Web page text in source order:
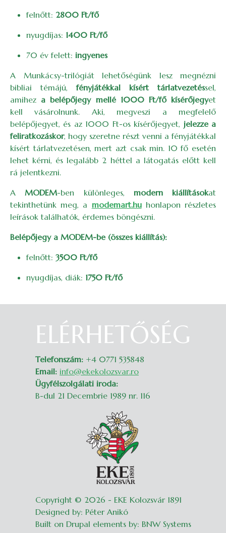
felnőtt: 2800 Ft/fő
nyugdíjas: 1400 Ft/fő
70 év felett: ingyenes
A Munkácsy-trilógiát lehetőségünk lesz megnézni
bibliai témájú,fényjátékkal kísért tárlatvezetéssel,
amihez a belépőjegy mellé 1000 Ft/fő kísérőjegyet
kell vásárolnunk. Aki, megveszi a megfelelő
belépőjegyet, és az 1000 Ft-os kísérőjegyet, jelezze a
feliratkozáskor, hogy szeretne részt venni a fényjátékkal
kísért tárlatvezetésen, mert azt csak min. 10 fő esetén
lehet kérni, és legalább 2 héttel a látogatás előtt kell
rá jelentkezni.
AMODEM-ben különleges, modern kiállításokat
tekinthetünk meg, a modemart.huhonlapon részletes
leírások találhatók, érdemes böngészni.
Belépőjegy a MODEM-be (összes kiállítás):
felnőtt: 3500 Ft/fő
nyugdíjas, diák: 1750 Ft/fő
ELÉRHETŐSÉG
Telefonszám: +4 0771 535848
Email: info@ekekolozsvar.ro
Ügyfélszolgálati iroda:
B-dul 21 Decembrie 1989 nr. 116
Copyright © 2026 - EKE Kolozsvár 1891
Designed by: Péter Anikó
Built on Drupal elements by: BNW Systems